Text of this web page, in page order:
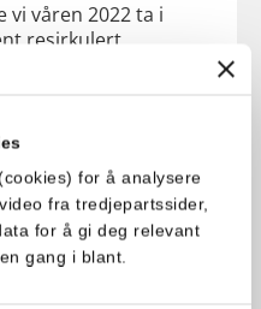
for å analysere
fra tredjepartssider,
for å gi deg relevant
gang i blant.
vi våren 2022 ta i
resirkulert